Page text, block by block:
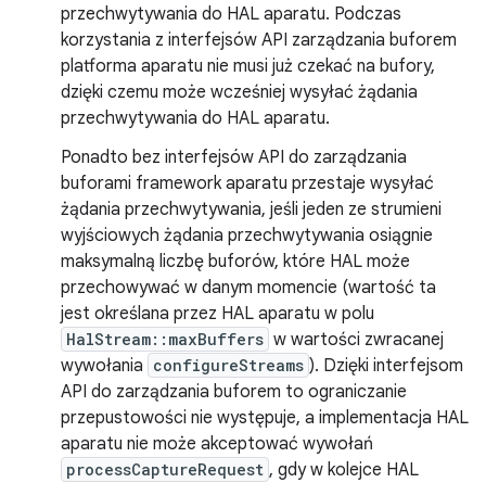
przechwytywania do HAL aparatu. Podczas
korzystania z interfejsów API zarządzania buforem
platforma aparatu nie musi już czekać na bufory,
dzięki czemu może wcześniej wysyłać żądania
przechwytywania do HAL aparatu.
Ponadto bez interfejsów API do zarządzania
buforami framework aparatu przestaje wysyłać
żądania przechwytywania, jeśli jeden ze strumieni
wyjściowych żądania przechwytywania osiągnie
maksymalną liczbę buforów, które HAL może
przechowywać w danym momencie (wartość ta
jest określana przez HAL aparatu w polu
HalStream::maxBuffers w wartości zwracanej
wywołania configureStreams ). Dzięki interfejsom
API do zarządzania buforem to ograniczanie
przepustowości nie występuje, a implementacja HAL
aparatu nie może akceptować wywołań
processCaptureRequest , gdy w kolejce HAL